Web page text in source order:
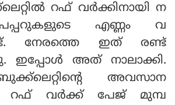
റഫ് വര്‍ക്കിനായി ന
എണ്ണം വ
നേരത്തെ ഇത് രണ്ട്
ഇപ്പോള്‍ അത് നാലാക്കി.
അവസാന
റഫ് വര്‍ക്ക് പേജ് മുമ്പ